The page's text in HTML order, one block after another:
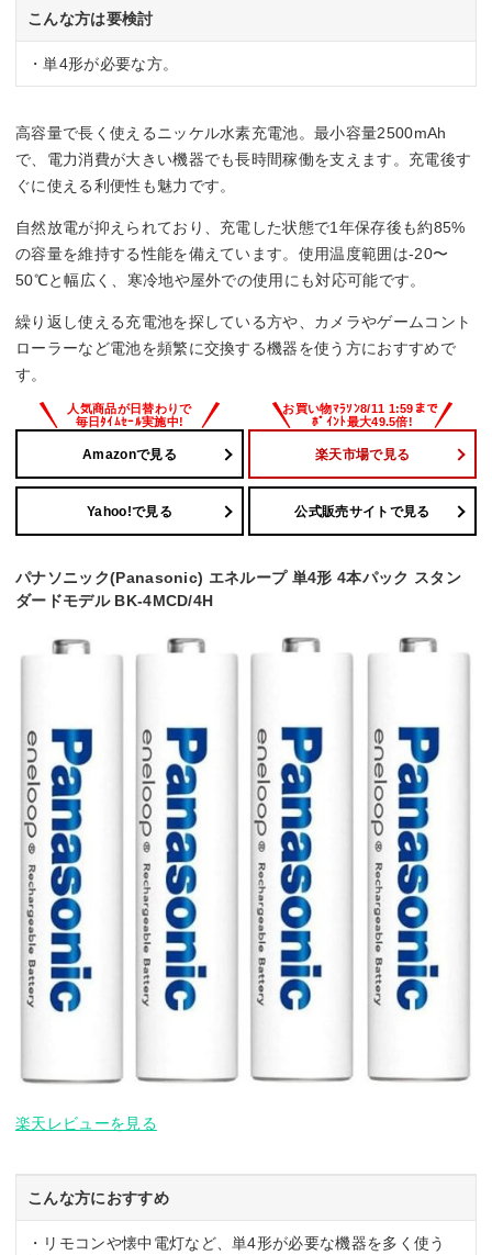
こんな方は要検討
・単4形が必要な方。
高容量で長く使えるニッケル水素充電池。最小容量2500mAh
で、電力消費が大きい機器でも長時間稼働を支えます。充電後す
ぐに使える利便性も魅力です。
自然放電が抑えられており、充電した状態で1年保存後も約85%
の容量を維持する性能を備えています。使用温度範囲は-20〜
50℃と幅広く、寒冷地や屋外での使用にも対応可能です。
繰り返し使える充電池を探している方や、カメラやゲームコント
ローラーなど電池を頻繁に交換する機器を使う方におすすめで
す。
Amazonで見る 楽天市場で見る
Yahoo!で見る 公式販売サイトで見る
パナソニック(Panasonic) エネループ 単4形 4本パック スタン
ダードモデル BK-4MCD/4H
楽天レビューを見る
こんな方におすすめ
・リモコンや懐中電灯など、単4形が必要な機器を多く使う